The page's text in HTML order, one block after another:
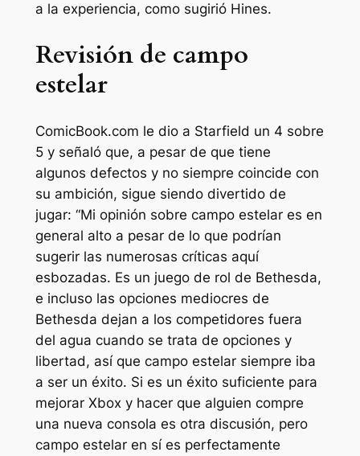
a la experiencia, como sugirió Hines.
Revisión de campo
estelar
ComicBook.com le dio a Starfield un 4 sobre
5 y señaló que, a pesar de que tiene
algunos defectos y no siempre coincide con
su ambición, sigue siendo divertido de
jugar: “Mi opinión sobre campo estelar es en
general alto a pesar de lo que podrían
sugerir las numerosas críticas aquí
esbozadas. Es un juego de rol de Bethesda,
e incluso las opciones mediocres de
Bethesda dejan a los competidores fuera
del agua cuando se trata de opciones y
libertad, así que campo estelar siempre iba
a ser un éxito. Si es un éxito suficiente para
mejorar Xbox y hacer que alguien compre
una nueva consola es otra discusión, pero
campo estelar en sí es perfectamente